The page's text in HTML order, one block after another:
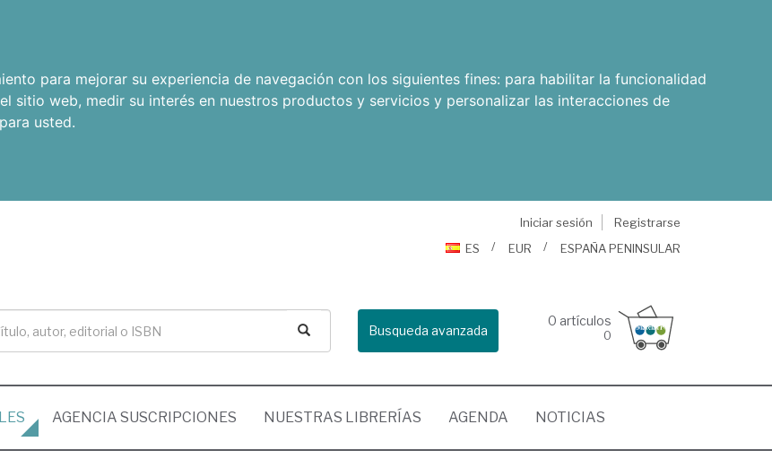
para mejorar su experiencia de navegación con los siguientes fines: para habilitar la funcionalidad
sitio web, medir su interés en nuestros productos y servicios y personalizar las interacciones de
usted.
Iniciar sesión
Registrarse
ES
EUR ESPAÑA PENINSULAR
Busqueda avanzada
0 artículos
0
AGENCIA SUSCRIPCIONES NUESTRAS LIBRERÍAS AGENDA NOTICIAS